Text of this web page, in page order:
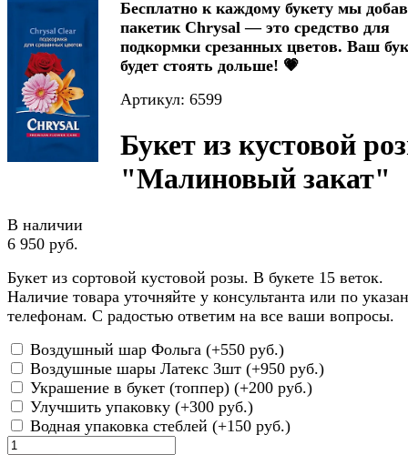
Бесплатно к каждому букету мы
пакетик Chrysal — это средство для
подкормки срезанных цветов. Ваш
будет стоять дольше! 💗
Артикул: 6599
Букет из кустовой
"Малиновый закат"
В наличии
6 950 руб.
Букет из сортовой кустовой розы. В букете 15 веток.
Наличие товара уточняйте у консультанта или по
телефонам. С радостью ответим на все ваши вопросы.
Воздушный шар Фольга (+550 руб.)
Воздушные шары Латекс 3шт (+950 руб.)
Украшение в букет (топпер) (+200 руб.)
Улучшить упаковку (+300 руб.)
Водная упаковка стеблей (+150 руб.)